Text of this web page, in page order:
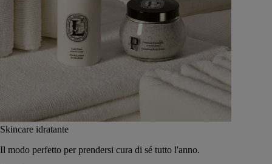
Skincare idratante
Il modo perfetto per prendersi cura di sé tutto l'anno.